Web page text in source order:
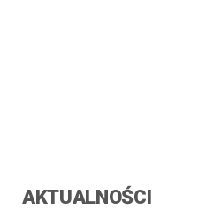
AKTUALNOŚCI